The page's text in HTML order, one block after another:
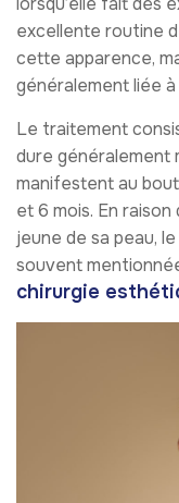
excellente routine
cette apparence,
généralement liée
Le traitement
dure généralement
manifestent au
et 6 mois. En
jeune de sa peau,
souvent
chirurgie